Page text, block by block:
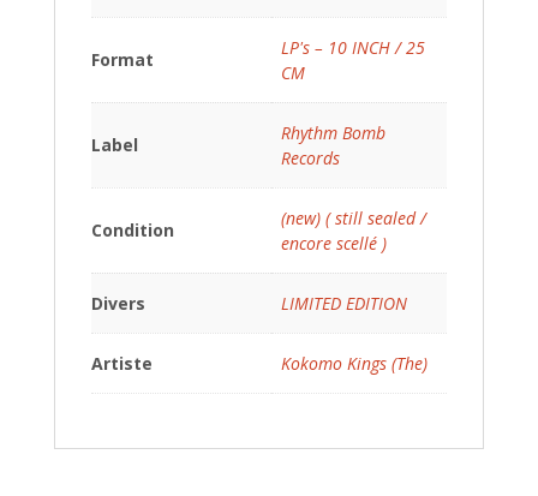
Format
LP's – 10 INCH / 25
CM
Label
Rhythm Bomb
Records
Condition
(new) ( still sealed /
encore scellé )
Divers LIMITED EDITION
Artiste Kokomo Kings (The)